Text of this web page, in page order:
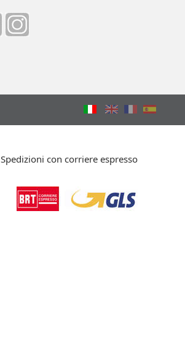
Spedizioni con corriere espresso